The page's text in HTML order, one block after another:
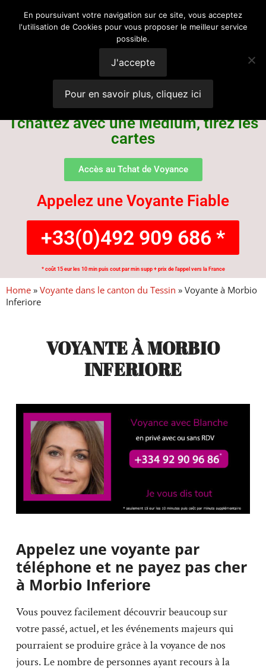
Voyance
Suisse
Tchattez avec une Médium, tirez les
cartes
Accès au Tchat de Voyance
Appelez une Voyante Fiable
+33(0)492 909 686 *
* coût 15 eur les 10 min puis cout par min supp + prix de l'appel vers la France
Home » Voyante dans le canton du Tessin » Voyante à Morbio
Inferiore
VOYANTE À MORBIO
INFERIORE
Appelez une voyante par
téléphone et ne payez pas cher
à Morbio Inferiore
Vous pouvez facilement découvrir beaucoup sur
votre passé, actuel, et les événements majeurs qui
pourraient se produire grâce à la voyance de nos
jours. Le nombre de personnes ayant recours à la
En poursuivant votre navigation sur ce site, vous acceptez
l'utilisation de Cookies pour vous proposer le meilleur service
possible.
J'accepte
Pour en savoir plus, cliquez ici